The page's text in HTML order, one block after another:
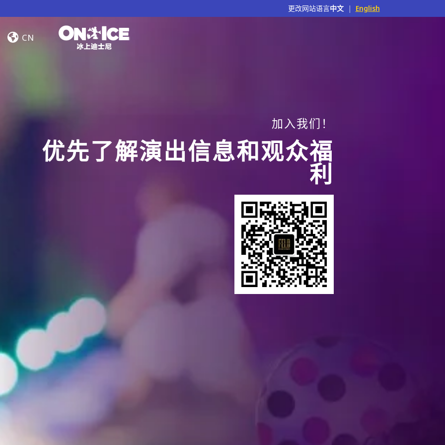
更改网站语言中文 | English
Road
Trip
Adventures
CN
优先了解演出信息和观众福
利
加入我们！